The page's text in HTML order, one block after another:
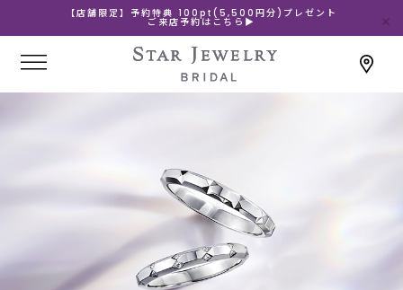
【店舗限定】予約特典 100pt(5,500円分)プレゼント
ご来店予約はこちら▶